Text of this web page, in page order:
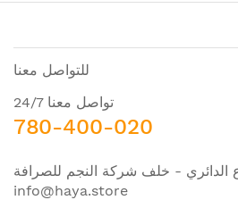
للتواصل معنا
تواصل معنا 24/7
780-400-020
الدائري - خلف شركة النجم للصرافة
info@haya.store